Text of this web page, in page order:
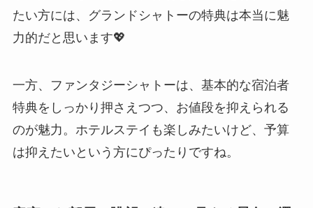
たい方には、グランドシャトーの特典は本当に魅
力的だと思います💖
一方、ファンタジーシャトーは、基本的な宿泊者
特典をしっかり押さえつつ、お値段を抑えられる
のが魅力。ホテルステイも楽しみたいけど、予算
は抑えたいという方にぴったりですね。